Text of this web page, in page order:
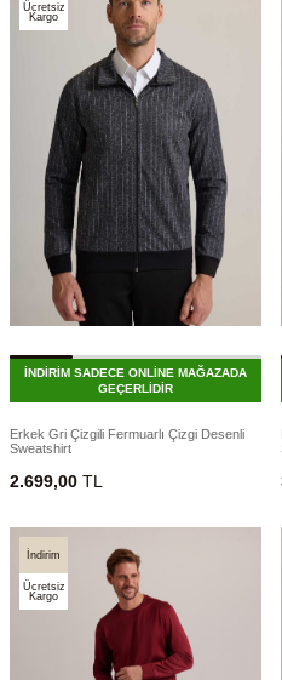
Ücretsiz
Kargo
İNDİRİM SADECE ONLİNE MAĞAZADA
GEÇERLİDİR
Erkek Gri Çizgili Fermuarlı Çizgi Desenli
Sweatshirt
2.699,00 TL
İndirim
Ücretsiz
Kargo